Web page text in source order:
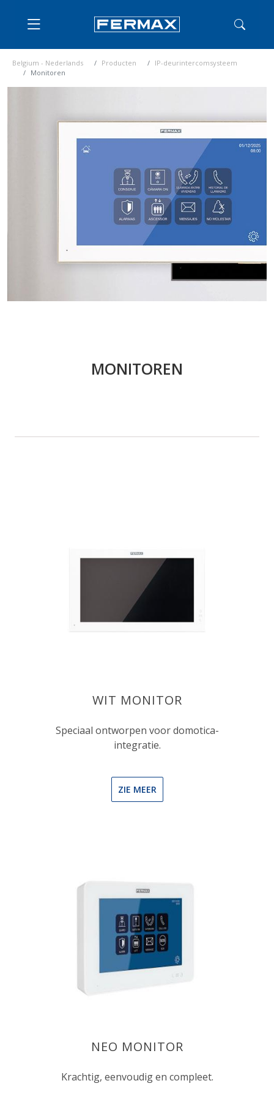
Belgium - Nederlands Producten
IP-deurintercomsysteem
Monitoren
MONITOREN
WIT MONITOR
Speciaal ontworpen voor domotica-
integratie.
ZIE MEER
NEO MONITOR
Krachtig, eenvoudig en compleet.